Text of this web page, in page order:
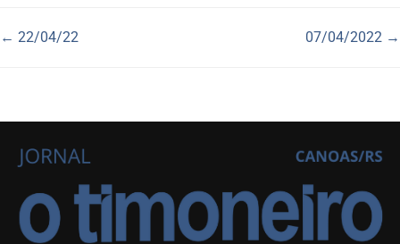
Navegação
← 22/04/22 07/04/2022 →